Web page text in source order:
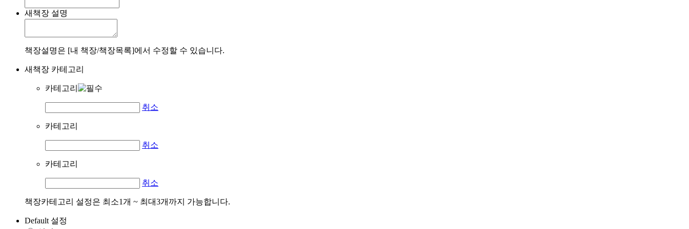
새책장 설명
책장설명은 [내 책장/책장목록]에서 수정할 수 있습니다.
새책장 카테고리
카테고리
취소
카테고리
취소
카테고리
취소
책장카테고리 설정은 최소1개 ~ 최대3개까지 가능합니다.
Default 설정